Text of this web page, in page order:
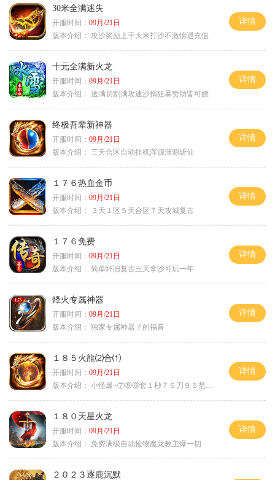
30米全满迷失
开服时间： 09月/21日
版本介绍： 攻沙奖励上千大米打沙不激情退充值
详情
十元全满新火龙
开服时间： 09月/21日
版本介绍： 送满切割满攻速沙捐狂暴赞助皆可嫖
详情
终极吾辈新神器
开服时间： 09月/21日
版本介绍：
三天合区自动挂机浑源渾源斩仙
详情
１７６热血金币
开服时间： 09月/21日
版本介绍：
３天１区５天合区７天攻城复古
详情
１７６免费
开服时间： 09月/21日
版本介绍： 简单怀旧复古三天拿沙可玩一年
详情
烽火专属神器
开服时间： 09月/21日
版本介绍： 独家专属神器？的福音
详情
１８５火龍⑵合⑴
开服时间： 09月/21日
版本介绍： 小怪爆+⑦⑧⑨套１秒７６刀９５范围捡
详情
１８０天星火龙
开服时间： 09月/21日
版本介绍： 免费满级自动捡物魔龙教主爆一切
详情
２０２３逐鹿沉默